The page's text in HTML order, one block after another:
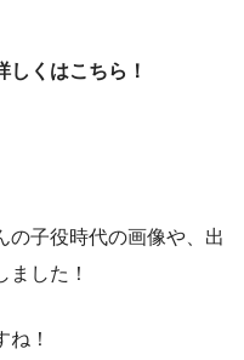
くはこちら！
の子役時代の画像や、出
した！
！